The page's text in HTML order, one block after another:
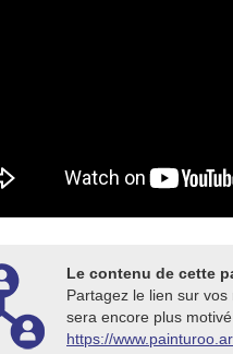
Le contenu de cette
Partagez le lien sur
sera encore plus
https://